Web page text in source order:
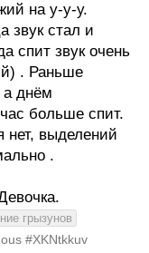
на у-у-у.
звук стал и
спит звук очень
. Раньше
а днём
больше спит.
нет, выделений
.
грызунов
#XKNtkkuv